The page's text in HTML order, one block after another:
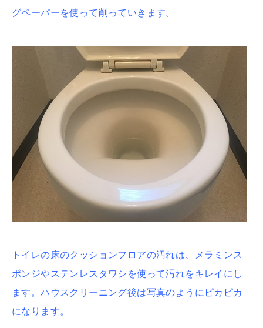
グペーパーを使って削っていきます。
トイレの床のクッションフロアの汚れは、メラミンス
ポンジやステンレスタワシを使って汚れをキレイにし
ます。ハウスクリーニング後は写真のようにピカピカ
になります。